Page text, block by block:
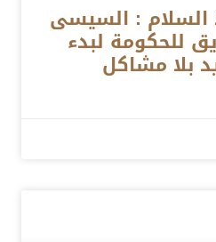
السلام : السيسى
للحكومة لبدء
بلا مشاكل